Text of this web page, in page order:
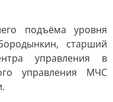
подъёма уровня
старший
управления в
управления МЧС